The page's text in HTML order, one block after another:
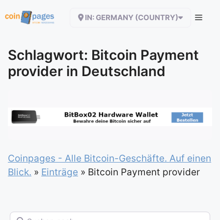
Inhalt
IN: GERMANY (COUNTRY)
Schlagwort: Bitcoin Payment
provider in Deutschland
Coinpages - Alle Bitcoin-Geschäfte. Auf einen
Blick. » Einträge » Bitcoin Payment provider
Suchen nach